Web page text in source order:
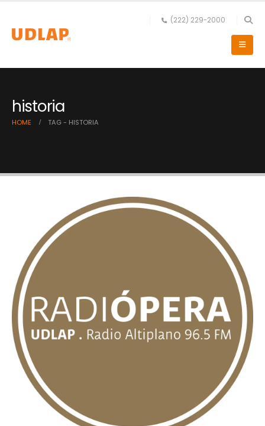
(222) 229-2000
historia
HOME TAG - HISTORIA